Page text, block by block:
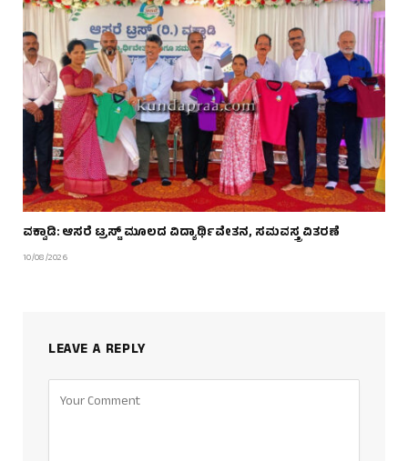
ವಕ್ವಾಡಿ: ಆಸರೆ ಟ್ರಸ್ಟ್ ಮೂಲದ ವಿದ್ಯಾರ್ಥಿವೇತನ, ಸಮವಸ್ತ್ರ ವಿತರಣೆ
10/08/2026
LEAVE A REPLY